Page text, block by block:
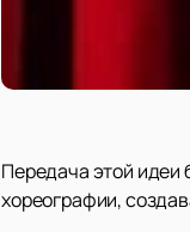
Передача этой
хореографии,